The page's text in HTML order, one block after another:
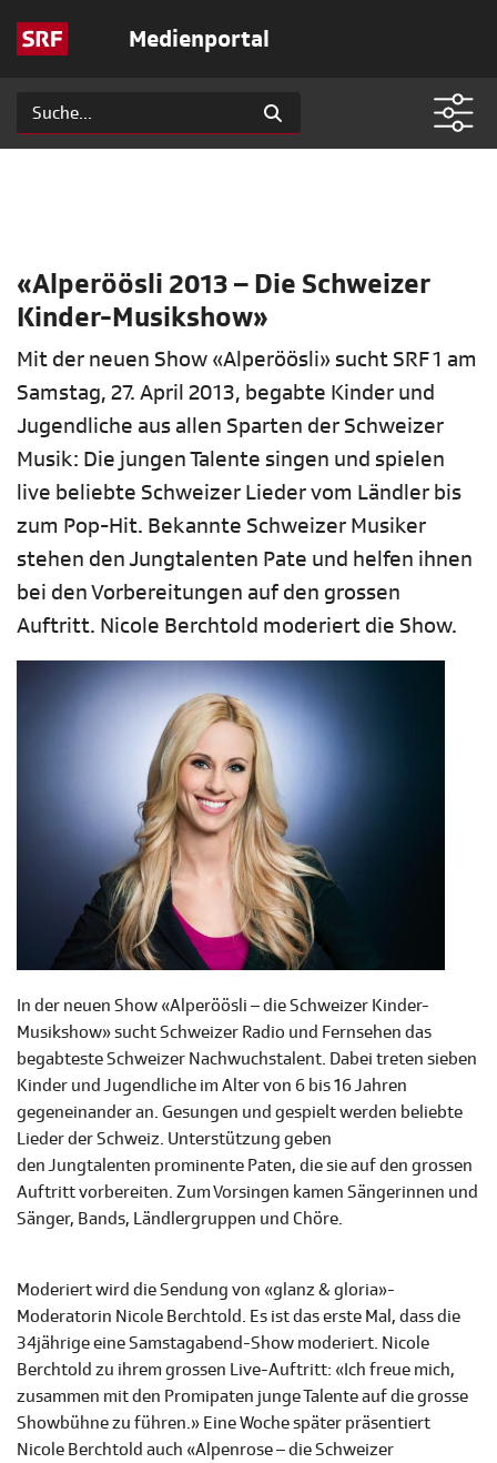
Medienportal
«Alperöösli 2013 – Die Schweizer
Kinder-Musikshow»
Mit der neuen Show «Alperöösli» sucht SRF 1 am
Samstag, 27. April 2013, begabte Kinder und
Jugendliche aus allen Sparten der Schweizer
Musik: Die jungen Talente singen und spielen
live beliebte Schweizer Lieder vom Ländler bis
zum Pop-Hit. Bekannte Schweizer Musiker
stehen den Jungtalenten Pate und helfen ihnen
bei den Vorbereitungen auf den grossen
Auftritt. Nicole Berchtold moderiert die Show.
In der neuen Show «Alperöösli – die Schweizer Kinder-
Musikshow» sucht Schweizer Radio und Fernsehen das
begabteste Schweizer Nachwuchstalent. Dabei treten sieben
Kinder und Jugendliche im Alter von 6 bis 16 Jahren
gegeneinander an. Gesungen und gespielt werden beliebte
Lieder der Schweiz. Unterstützung geben
den Jungtalenten prominente Paten, die sie auf den grossen
Auftritt vorbereiten. Zum Vorsingen kamen Sängerinnen und
Sänger, Bands, Ländlergruppen und Chöre.
Moderiert wird die Sendung von «glanz & gloria»-
Moderatorin Nicole Berchtold. Es ist das erste Mal, dass die
34jährige eine Samstagabend-Show moderiert. Nicole
Berchtold zu ihrem grossen Live-Auftritt: «Ich freue mich,
zusammen mit den Promipaten junge Talente auf die grosse
Showbühne zu führen.» Eine Woche später präsentiert
Nicole Berchtold auch «Alpenrose – die Schweizer